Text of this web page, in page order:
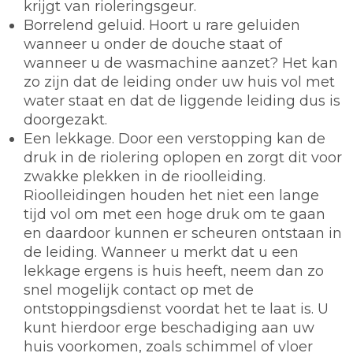
krijgt van rioleringsgeur.
Borrelend geluid. Hoort u rare geluiden
wanneer u onder de douche staat of
wanneer u de wasmachine aanzet? Het kan
zo zijn dat de leiding onder uw huis vol met
water staat en dat de liggende leiding dus is
doorgezakt.
Een lekkage. Door een verstopping kan de
druk in de riolering oplopen en zorgt dit voor
zwakke plekken in de rioolleiding.
Rioolleidingen houden het niet een lange
tijd vol om met een hoge druk om te gaan
en daardoor kunnen er scheuren ontstaan in
de leiding. Wanneer u merkt dat u een
lekkage ergens is huis heeft, neem dan zo
snel mogelijk contact op met de
ontstoppingsdienst voordat het te laat is. U
kunt hierdoor erge beschadiging aan uw
huis voorkomen, zoals schimmel of vloer